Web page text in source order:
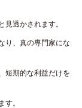
透かされます。
り、真の専門家にな
短期的な利益だけを
す。